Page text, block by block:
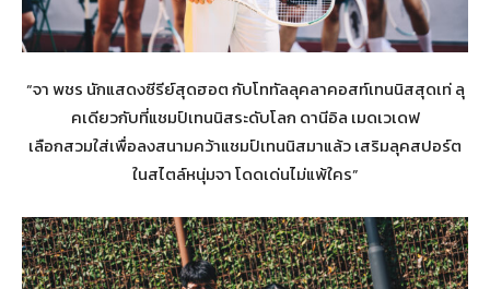
“จา พชร นักแสดงซีรีย์สุดฮอต กับโททัลลุคลาคอสท์เทนนิสสุดเท่ ลุ
คเดียวกับที่แชมป์เทนนิสระดับโลก ดานีอิล เมดเวเดฟ
เลือกสวมใส่เพื่อลงสนามคว้าแชมป์เทนนิสมาแล้ว เสริมลุคสปอร์ต
ในสไตล์หนุ่มจา โดดเด่นไม่แพ้ใคร”